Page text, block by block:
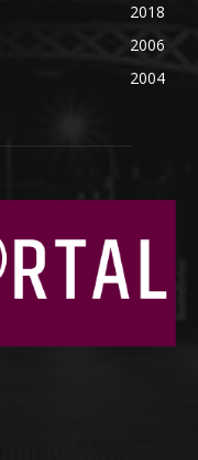
2018
2006
2004